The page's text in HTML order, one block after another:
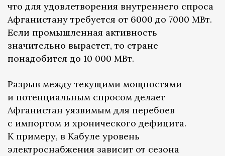
что для удовлетворения внутреннего спроса
Афганистану требуется от 6000 до 7000 МВт.
Если промышленная активность
значительно вырастет, то стране
понадобится до 10 000 МВт.
Разрыв между текущими мощностями
и потенциальным спросом делает
Афганистан уязвимым для перебоев
с импортом и хронического дефицита.
К примеру, в Кабуле уровень
электроснабжения зависит от сезона